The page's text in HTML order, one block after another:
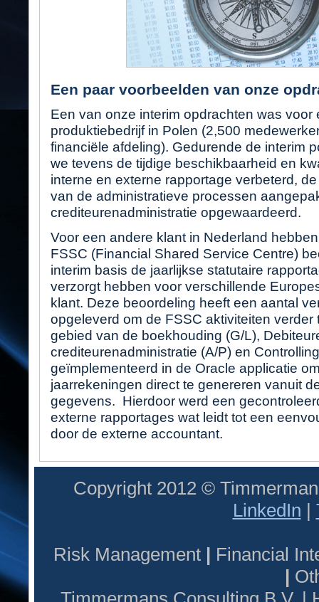
Een paar voorbeelden van onze
Een van onze interim opdrachten was voor
produktiebedrijf in Polen (2,500
financiële afdeling). Gedurende de interim
we tevens de tijdige beschikbaarheid en
interne en externe rapportage verbeterd,
van de administratieve processen
crediteurenadministratie opgewaardeerd.
Voor een andere klant in Nederland
FSSC (Financial Shared Service Centre)
interim basis de jaarlijkse statutaire
verzorgt hebben voor verschillende
klant. Deze beoordeling heeft een aantal
opgeleverd om de FSSC aktiviteiten verder
gebied van de boekhouding (G/L),
crediteurenadministratie (A/P) en
geïmplementeerd in de Oracle applicatie
jaarrekeningen direct te genereren vanuit
gegevens. Hierdoor werd een
externe rapportages wat leidt tot een
door de externe accountant.
Copyright 2012 ©
LinkedIn |
Risk Management | Financial
|